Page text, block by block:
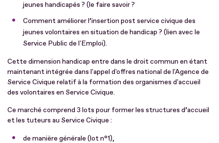
jeunes handicapés ? (le faire savoir ?
Comment améliorer l’insertion post service civique des
jeunes volontaires en situation de handicap ? (lien avec le
Service Public de l'Emploi).
Cette dimension handicap entre dans le droit commun en étant
maintenant intégrée dans l'appel d'offres national de l'Agence de
Service Civique relatif à la formation des organismes d'accueil
des volontaires en Service Civique.
Ce marché comprend 3 lots pour former les structures d’accueil
et les tuteurs au Service Civique :
de manière générale (lot n°1),